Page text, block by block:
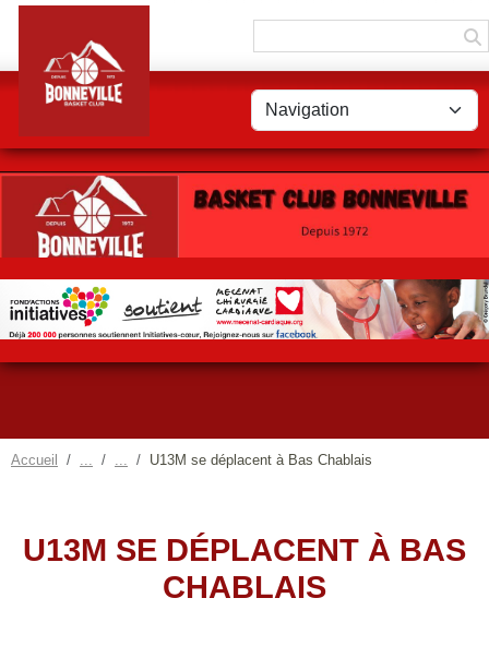
Accueil U13M se déplacent à Bas Chablais
U13M SE DÉPLACENT À BAS
CHABLAIS